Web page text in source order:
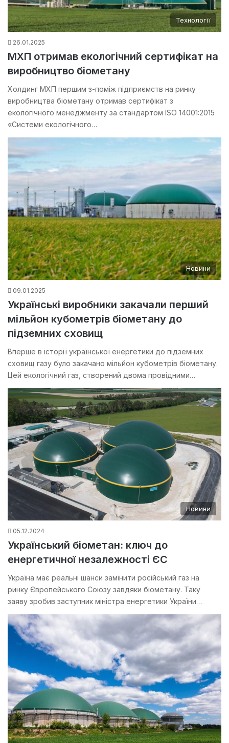
Технології
26.01.2025
МХП отримав екологічний сертифікат на
виробництво біометану
Холдинг МХП першим з-поміж підприємств на ринку
виробництва біометану отримав сертифікат з
екологічного менеджменту за стандартом ISO 14001:2015
«Системи екологічного…
Новини
09.01.2025
Українські виробники закачали перший
мільйон кубометрів біометану до
підземних сховищ
Вперше в історії української енергетики до підземних
сховищ газу було закачано мільйон кубометрів біометану.
Цей екологічний газ, створений двома провідними…
Новини
05.12.2024
Український біометан: ключ до
енергетичної незалежності ЄС
Україна має реальні шанси замінити російський газ на
ринку Європейського Союзу завдяки біометану. Таку
заяву зробив заступник міністра енергетики України…